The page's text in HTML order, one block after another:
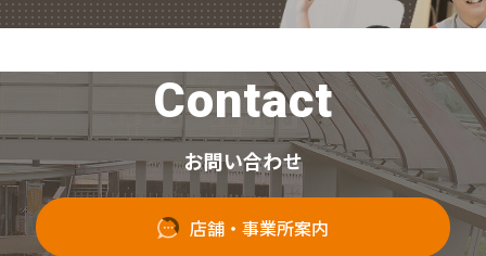
Contact
お問い合わせ
店舗・事業所案内